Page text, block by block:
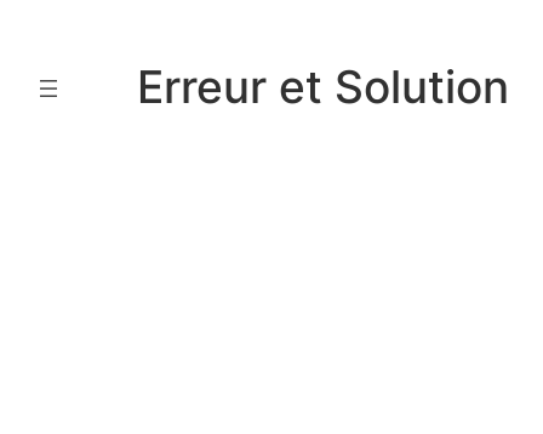
contenu
Erreur et Solution